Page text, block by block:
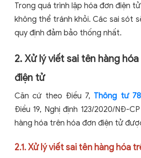
Trong quá trình lập hóa đơn điện
không thể tránh khỏi. Các sai sót
quy định đảm bảo thống nhất.
2. Xử lý viết sai tên hàng
điện tử
Căn cứ theo Điều 7, Thông tư
Điều 19, Nghị định 123/2020/NĐ-
hàng hóa trên hóa đơn điện tử
2.1. Xử lý viết sai tên hàng hóa